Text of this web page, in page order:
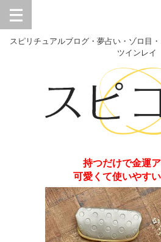
スピリチュアルブログ・夢占い・ゾロ目
ツインレイ
持つだけで金運ア
可愛くて使いやす